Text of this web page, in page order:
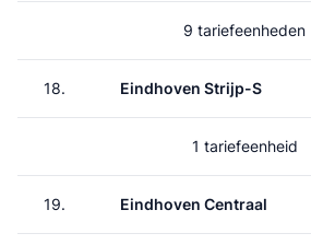
9 tariefeenheden
18. Eindhoven Strijp-S
1 tariefeenheid
19. Eindhoven Centraal